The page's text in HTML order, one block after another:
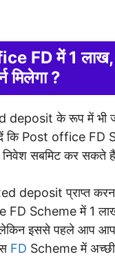
FD में 1
मिलेगा ?
के रूप में भी
दें कि Post office FD
सबमिट कर सकते
deposit प्राप्त
FD Scheme में 1
इससे पहले आप
FD Scheme में